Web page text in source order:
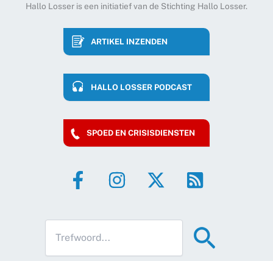
Hallo Losser is een initiatief van de Stichting Hallo Losser.
ARTIKEL INZENDEN
HALLO LOSSER PODCAST
SPOED EN CRISISDIENSTEN